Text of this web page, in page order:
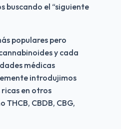
buscando el “siguiente
populares pero
y cada
médicas
introdujimos
en otros
THCB, CBDB, CBG,